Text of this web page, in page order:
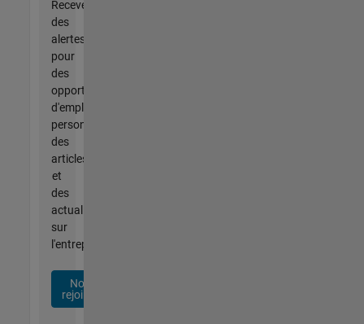
Recevez
des
alertes
pour
des
opportunités
d'emploi
personnalisées,
des
articles
et
des
actualités
sur
l'entreprise.
Nous
rejoindre